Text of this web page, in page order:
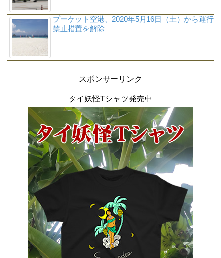
プーケット空港、2020年5月16日（土）から運行
禁止措置を解除
スポンサーリンク
タイ妖怪Tシャツ発売中